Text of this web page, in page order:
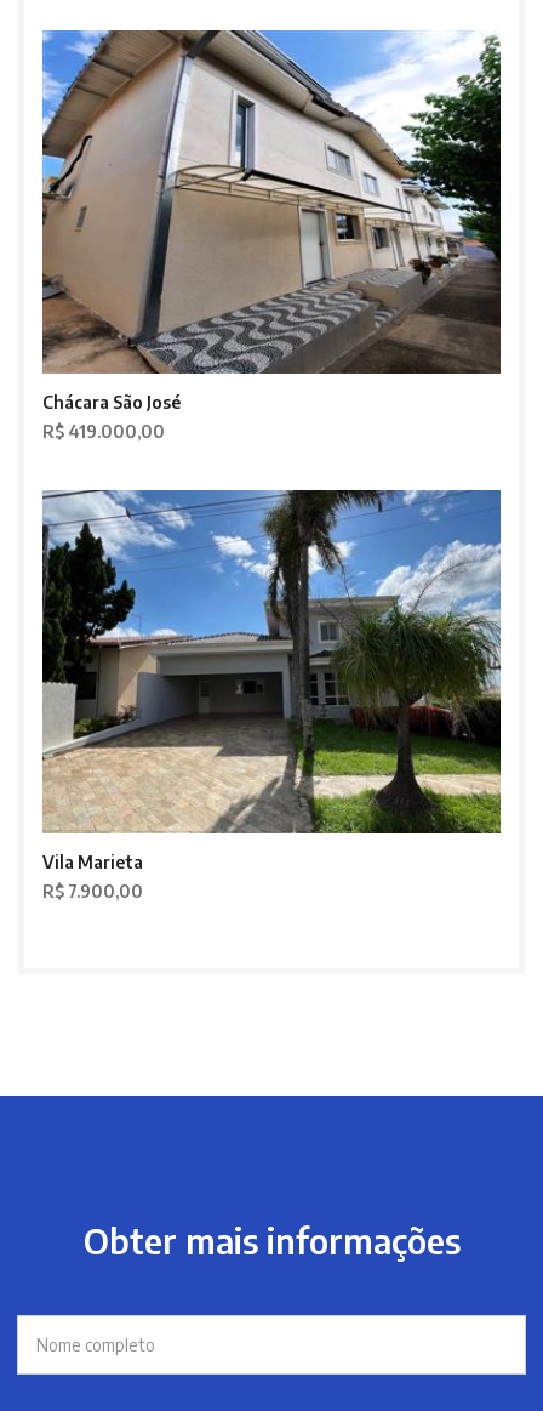
Chácara São José
R$ 419.000,00
Vila Marieta
R$ 7.900,00
Obter mais informações